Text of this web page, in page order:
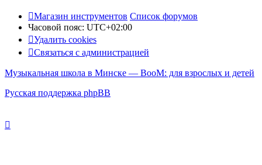
Магазин инструментов Список форумов
Часовой пояс: UTC+02:00
Удалить cookies
Связаться с администрацией
Музыкальная школа в Минске — BooM: для взрослых и детей
Русская поддержка phpBB